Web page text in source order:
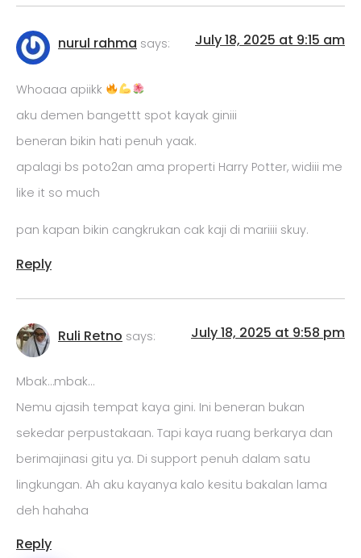
nurul rahma says: July 18, 2025 at 9:15 am
Whoaaa apiikk
aku demen bangettt spot kayak giniii
beneran bikin hati penuh yaak.
apalagi bs poto2an ama properti Harry Potter, widiii me
like it so much
pan kapan bikin cangkrukan cak kaji di mariiii skuy.
Reply
Ruli Retno says: July 18, 2025 at 9:58 pm
Mbak…mbak…
Nemu ajasih tempat kaya gini. Ini beneran bukan
sekedar perpustakaan. Tapi kaya ruang berkarya dan
berimajinasi gitu ya. Di support penuh dalam satu
lingkungan. Ah aku kayanya kalo kesitu bakalan lama
deh hahaha
Reply